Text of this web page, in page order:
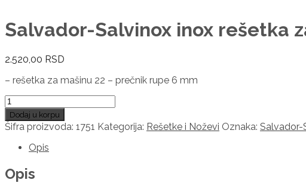
Salvador-Salvinox inox rešetka
2.520,00 RSD
– rešetka za mašinu 22 – prečnik rupe 6 mm
Salvador-
Salvinox
inox
rešetka
22
prečnik
Dodaj u korpu
Šifra proizvoda: 1751 Kategorija: Rešetke i Noževi Oznaka: Salvador-
Opis
Opis